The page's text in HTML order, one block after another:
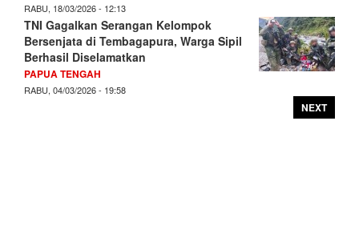
RABU, 18/03/2026 - 12:13
TNI Gagalkan Serangan Kelompok
Bersenjata di Tembagapura, Warga Sipil
Berhasil Diselamatkan
PAPUA TENGAH
RABU, 04/03/2026 - 19:58
NEXT